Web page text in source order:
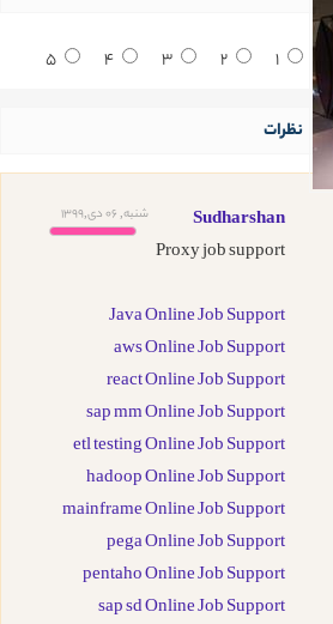
1
2
3
4
5
نظرات
شنبه, 06 دی,1399
Sudharshan
Proxy job support
Java Online Job Support
aws Online Job Support
react Online Job Support
sap mm Online Job Support
etl testing Online Job Support
hadoop Online Job Support
mainframe Online Job Support
pega Online Job Support
pentaho Online Job Support
sap sd Online Job Support